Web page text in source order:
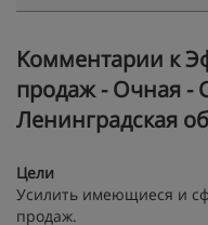
Kомментарии к
продаж - Очная -
Ленинградская
Цели
Усилить имеющиеся и
продаж.